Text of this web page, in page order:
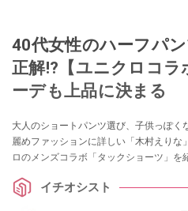
40代女性のハーフパ
正解!?【ユニクロコラ
ーデも上品に決まる
大人のショートパンツ選び、子供っぽ
麗めファッションに詳しい「木村えりな
ロのメンズコラボ「タックショーツ」を
イチオシスト